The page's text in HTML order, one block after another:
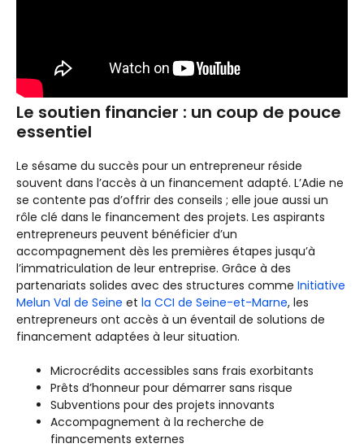
Le soutien financier : un coup de pouce
essentiel
Le sésame du succès pour un entrepreneur réside
souvent dans l’accès à un financement adapté. L’Adie ne
se contente pas d’offrir des conseils ; elle joue aussi un
rôle clé dans le financement des projets. Les aspirants
entrepreneurs peuvent bénéficier d’un
accompagnement dès les premières étapes jusqu’à
l’immatriculation de leur entreprise. Grâce à des
partenariats solides avec des structures comme Initiative
Melun Val de Seine et la CCI de Seine-et-Marne, les
entrepreneurs ont accès à un éventail de solutions de
financement adaptées à leur situation.
Microcrédits accessibles sans frais exorbitants
Prêts d’honneur pour démarrer sans risque
Subventions pour des projets innovants
Accompagnement à la recherche de
financements externes